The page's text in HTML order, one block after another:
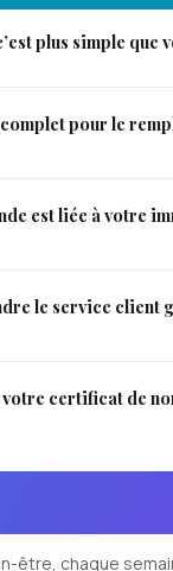
plus simple que
pour le
est liée à votre
le service client
certificat de
être, chaque